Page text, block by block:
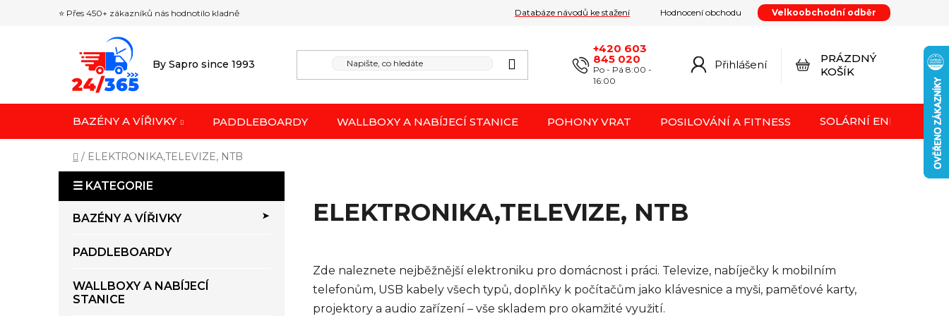
⭐ Přes 450+ zákazníků nás hodnotilo kladně Databáze návodů ke stažení Hodnocení obchodu
Velkoobchodní odběr
Reklamace / odstoupení od smlouvy
By Sapro since 1993
+420 603
845 020
Po - Pá 8:00 -
16:00
Přihlášení
NÁKUPNÍ
PRÁZDNÝ
KOŠÍK
BAZÉNY A VÍŘIVKY PADDLEBOARDY WALLBOXY A NABÍJECÍ STANICE POHONY VRAT POSILOVÁNÍ A FITNESS SOLÁRNÍ ENERGIE FVE
Domů
/ ELEKTRONIKA,TELEVIZE, NTB
o
kategorie
BAZÉNY A VÍŘIVKY
PADDLEBOARDY
WALLBOXY A NABÍJECÍ
STANICE
ELEKTRONIKA,TELEVIZE, NTB
Zde naleznete nejběžnější elektroniku pro domácnost i práci. Televize, nabíječky k mobilním
telefonům, USB kabely všech typů, doplňky k počítačům jako klávesnice a myši, paměťové karty,
projektory a audio zařízení – vše skladem pro okamžité využití.